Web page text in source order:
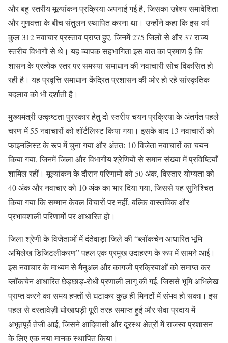
और बहु-स्तरीय मूल्यांकन प्रक्रिया अपनाई गई है, जिसका उद्देश्य समावेशिता
और गुणवत्ता के बीच संतुलन स्थापित करना था। उन्होंने कहा कि इस वर्ष
कुल 312 नवाचार प्रस्ताव प्राप्त हुए, जिनमें 275 जिलों से और 37 राज्य
स्तरीय विभागों से थे। यह व्यापक सहभागिता इस बात का प्रमाण है कि
शासन के प्रत्येक स्तर पर समस्या-समाधान की नवाचारी सोच विकसित हो
रही है। यह प्रवृत्ति समाधान-केंद्रित प्रशासन की ओर हो रहे सांस्कृतिक
बदलाव को भी दर्शाती है।
मुख्यमंत्री उत्कृष्टता पुरस्कार हेतु दो-स्तरीय चयन प्रक्रिया के अंतर्गत पहले
चरण में 55 नवाचारों को शॉर्टलिस्ट किया गया। इसके बाद 13 नवाचारों को
फाइनलिस्ट के रूप में चुना गया और अंततः 10 विजेता नवाचारों का चयन
किया गया, जिनमें जिला और विभागीय श्रेणियों से समान संख्या में प्रविष्टियाँ
शामिल रहीं। मूल्यांकन के दौरान परिणामों को 50 अंक, विस्तार-योग्यता को
40 अंक और नवाचार को 10 अंक का भार दिया गया, जिससे यह सुनिश्चित
किया गया कि सम्मान केवल विचारों पर नहीं, बल्कि वास्तविक और
प्रभावशाली परिणामों पर आधारित हो।
जिला श्रेणी के विजेताओं में दंतेवाड़ा जिले की “ब्लॉकचेन आधारित भूमि
अभिलेख डिजिटलीकरण” पहल एक प्रमुख उदाहरण के रूप में सामने आई।
इस नवाचार के माध्यम से मैनुअल और कागजी प्रक्रियाओं को समाप्त कर
ब्लॉकचेन आधारित छेड़छाड़-रोधी प्रणाली लागू की गई, जिससे भूमि अभिलेख
प्राप्त करने का समय हफ्तों से घटाकर कुछ ही मिनटों में संभव हो सका। इस
पहल से दस्तावेज़ी धोखाधड़ी पूरी तरह समाप्त हुई और सेवा प्रदाय में
अभूतपूर्व तेजी आई, जिसने आदिवासी और दूरस्थ क्षेत्रों में राजस्व प्रशासन
के लिए एक नया मानक स्थापित किया।